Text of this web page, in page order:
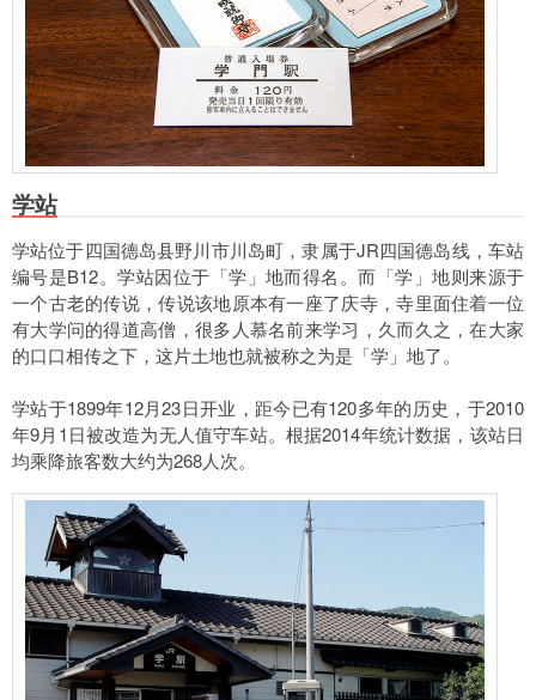
学站
学站位于四国德岛县野川市川岛町，隶属于JR四国德岛线，车站
编号是B12。学站因位于「学」地而得名。而「学」地则来源于
一个古老的传说，传说该地原本有一座了庆寺，寺里面住着一位
有大学问的得道高僧，很多人慕名前来学习，久而久之，在大家
的口口相传之下，这片土地也就被称之为是「学」地了。
学站于1899年12月23日开业，距今已有120多年的历史，于2010
年9月1日被改造为无人值守车站。根据2014年统计数据，该站日
均乘降旅客数大约为268人次。